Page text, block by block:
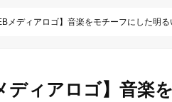
メディアロゴ】音楽をモチーフにした明
ディアロゴ】音楽